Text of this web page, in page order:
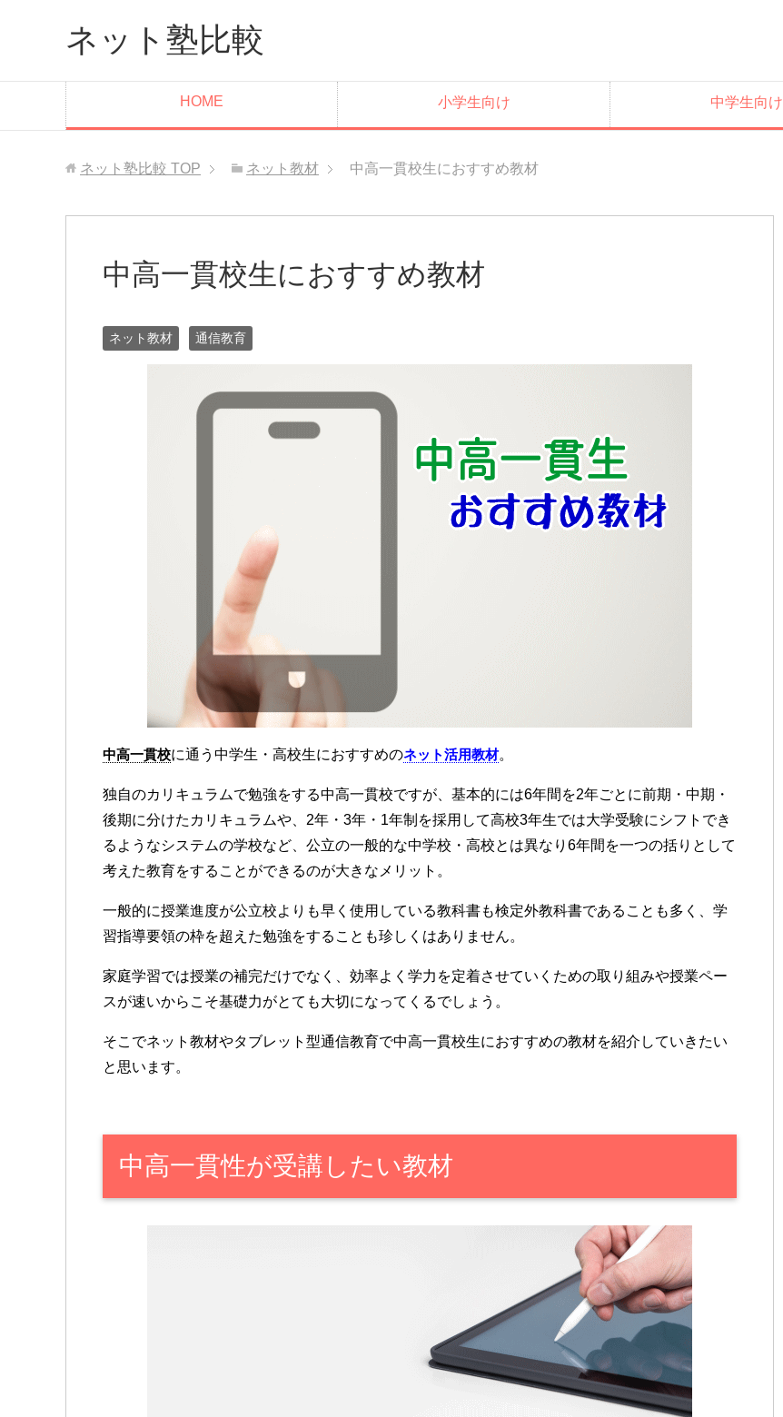
ネット塾比較
HOME 小学生向け 中学生向け
ネット塾比較 TOP ネット教材 中高一貫校生におすすめ教材
中高一貫校生におすすめ教材
ネット教材 通信教育
中高一貫校に通う中学生・高校生におすすめのネット活用教材。
独自のカリキュラムで勉強をする中高一貫校ですが、基本的には6年間を2年ごとに前期・中期・
後期に分けたカリキュラムや、2年・3年・1年制を採用して高校3年生では大学受験にシフトでき
るようなシステムの学校など、公立の一般的な中学校・高校とは異なり6年間を一つの括りとして
考えた教育をすることができるのが大きなメリット。
一般的に授業進度が公立校よりも早く使用している教科書も検定外教科書であることも多く、学
習指導要領の枠を超えた勉強をすることも珍しくはありません。
家庭学習では授業の補完だけでなく、効率よく学力を定着させていくための取り組みや授業ペー
スが速いからこそ基礎力がとても大切になってくるでしょう。
そこでネット教材やタブレット型通信教育で中高一貫校生におすすめの教材を紹介していきたい
と思います。
中高一貫性が受講したい教材